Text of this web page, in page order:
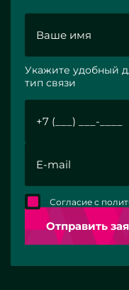
Укажите удобный
тип связи
Отправить
Согласие с